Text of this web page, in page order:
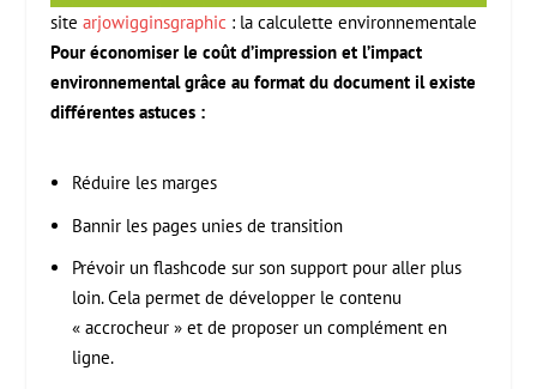
sitearjowigginsgraphic : la calculette environnementale
Pour économiser le coût d’impression et l’impact
environnemental grâce au format du document il existe
différentes astuces :
Réduire les marges
Bannir les pages unies de transition
Prévoir un flashcode sur son support pour aller plus
loin. Cela permet de développer le contenu
« accrocheur » et de proposer un complément en
ligne.